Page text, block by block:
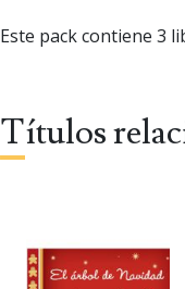
Este pack contiene 3
Títulos